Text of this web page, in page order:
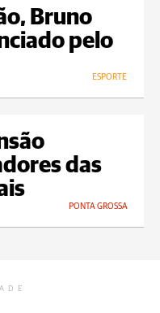
Bruno
pelo
ESPORTE
das
PONTA GROSSA